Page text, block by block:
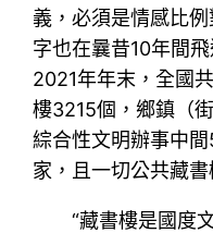
義，必須是情感比
字也在曩昔10年間
2021年年末，全國
樓3215個，鄉鎮（
綜合性文明辦事中
家，且一切公共藏
“藏書樓是國度